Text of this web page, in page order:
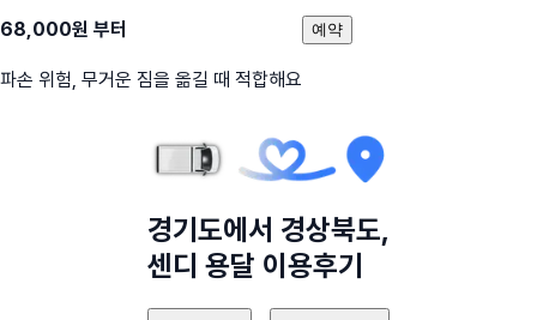
68,000원 부터
파손 위험, 무거운 짐을 옮길 때 적합해요
예약
경기도에서 경상북도,
센디 용달 이용후기